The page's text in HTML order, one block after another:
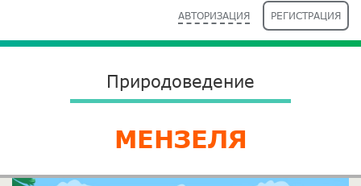
АВТОРИЗАЦИЯ РЕГИСТРАЦИЯ
Природоведение
МЕНЗЕЛЯ